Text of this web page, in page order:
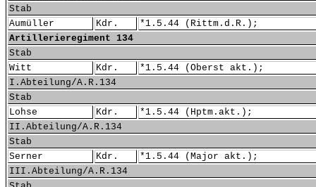
Stab
Aumüller
Kdr.
*1.5.44 (Rittm.d.R.);
Artillerieregiment 134
Stab
Witt
Kdr.
*1.5.44 (Oberst akt.);
I.Abteilung/A.R.134
Stab
Lohse
Kdr.
*1.5.44 (Hptm.akt.);
II.Abteilung/A.R.134
Stab
Serner
Kdr.
*1.5.44 (Major akt.);
III.Abteilung/A.R.134